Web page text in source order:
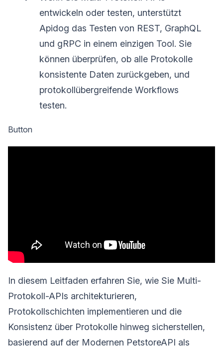
entwickeln oder testen, unterstützt
Apidog das Testen von REST, GraphQL
und gRPC in einem einzigen Tool. Sie
können überprüfen, ob alle Protokolle
konsistente Daten zurückgeben, und
protokollübergreifende Workflows
testen.
Button
In diesem Leitfaden erfahren Sie, wie Sie Multi-
Protokoll-APIs architekturieren,
Protokollschichten implementieren und die
Konsistenz über Protokolle hinweg sicherstellen,
basierend auf der Modernen PetstoreAPI als